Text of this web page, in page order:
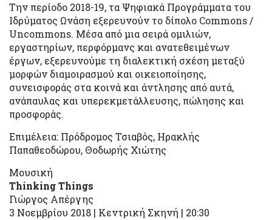
Την περίοδο 2018-19, τα Ψηφιακά Προγράμματα του
Ιδρύματος Ωνάση εξερευνούν το δίπολο Commons /
Uncommons. Μέσα από μια σειρά ομιλιών,
εργαστηρίων, περφόρμανς και ανατεθειμένων
έργων, εξερευνούμε τη διαλεκτική σχέση μεταξύ
μορφών διαμοιρασμού και οικειοποίησης,
συνεισφοράς στα κοινά και άντλησης από αυτά,
ανάπαυλας και υπερεκµετάλλευσης, πώλησης και
προσφοράς.
Επιμέλεια: Πρόδρομος Τσιαβός, Ηρακλής
Παπαθεοδώρου, Θοδωρής Χιώτης
Μουσική
ThinkingThings
Γιώργος Απέργης
3 Νοεμβρίου 2018 | Κεντρική Σκηνή | 20:30